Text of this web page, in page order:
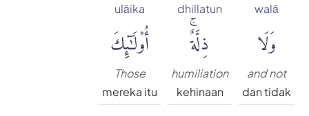
walā
وَلَا
and not
dan tidak
dhillatun
ذِلَّةٌۚ
humiliation
kehinaan
ulāika
أُو۟لَٰٓئِكَ
Those
mereka itu